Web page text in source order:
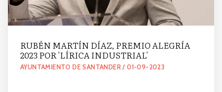
RUBÉN MARTÍN DÍAZ, PREMIO ALEGRÍA
2023 POR 'LÍRICA INDUSTRIAL'
AYUNTAMIENTO DE SANTANDER / 01-09-2023